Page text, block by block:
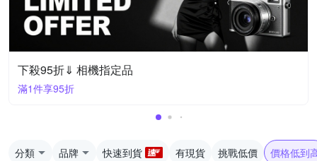
下殺95折⇓ 相機指定品
滿1件享95折
分類 品牌 快速到貨 有現貨 挑戰低價 價格低到